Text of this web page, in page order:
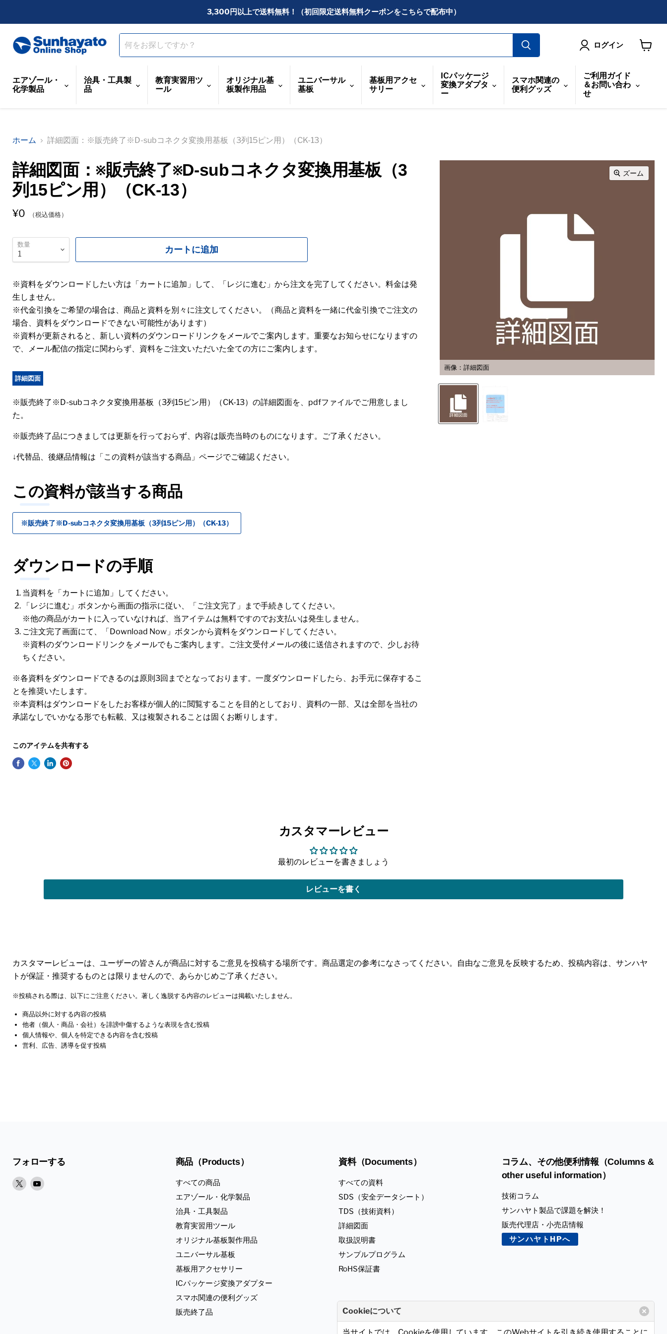
3,300円以上で送料無料！（初回限定送料無料クーポンをこちらで配布中）
ログイン
エアゾール・
化学製品
治具・工具製
品
教育実習用ツ
ール
オリジナル基
板製作用品
ユニバーサル
基板
基板用アクセ
サリー
ICパッケージ
変換アダプタ
ー
スマホ関連の
便利グッズ
ご利用ガイド
＆お問い合わ
せ
ホーム 詳細図面：※販売終了※D-subコネクタ変換用基板（3列15ピン用）（CK-13）
画像：詳細図面
ズーム
詳細図面：※販売終了※D-subコネクタ変換用基板（3
列15ピン用）（CK-13）
¥0 （税込価格）
数量 カートに追加
※資料をダウンロードしたい方は「カートに追加」して、「レジに進む」から注文を完了してください。料金は発
生しません。
※代金引換をご希望の場合は、商品と資料を別々に注文してください。（商品と資料を一緒に代金引換でご注文の
場合、資料をダウンロードできない可能性があります）
※資料が更新されると、新しい資料のダウンロードリンクをメールでご案内します。重要なお知らせになりますの
で、メール配信の指定に関わらず、資料をご注文いただいた全ての方にご案内します。
詳細図面
※販売終了※D-subコネクタ変換用基板（3列15ピン用）（CK-13）の詳細図面を、pdfファイルでご用意しまし
た。
※販売終了品につきましては更新を行っておらず、内容は販売当時のものになります。ご了承ください。
↓代替品、後継品情報は「この資料が該当する商品」ページでご確認ください。
この資料が該当する商品
※販売終了※D-subコネクタ変換用基板（3列15ピン用）（CK-13）
ダウンロードの手順
当資料を「カートに追加」してください。
「レジに進む」ボタンから画面の指示に従い、「ご注文完了」まで手続きしてください。
※他の商品がカートに入っていなければ、当アイテムは無料ですのでお支払いは発生しません。
ご注文完了画面にて、「Download Now」ボタンから資料をダウンロードしてください。
※資料のダウンロードリンクをメールでもご案内します。ご注文受付メールの後に送信されますので、少しお待
ちください。
※各資料をダウンロードできるのは原則3回までとなっております。一度ダウンロードしたら、お手元に保存するこ
とを推奨いたします。
※本資料はダウンロードをしたお客様が個人的に閲覧することを目的としており、資料の一部、又は全部を当社の
承諾なしでいかなる形でも転載、又は複製されることは固くお断りします。
このアイテムを共有する
カスタマーレビュー
最初のレビューを書きましょう
レビューを書く
カスタマーレビューは、ユーザーの皆さんが商品に対するご意見を投稿する場所です。商品選定の参考になさってください。自由なご意見を反映するため、投稿内容は、サンハヤ
トが保証・推奨するものとは限りませんので、あらかじめご了承ください。
※投稿される際は、以下にご注意ください。著しく逸脱する内容のレビューは掲載いたしません。
商品以外に対する内容の投稿
他者（個人・商品・会社）を誹謗中傷するような表現を含む投稿
個人情報や、個人を特定できる内容を含む投稿
営利、広告、誘導を促す投稿
フォローする
X
Youtube
商品（Products）
すべての商品
エアゾール・化学製品
治具・工具製品
教育実習用ツール
オリジナル基板製作用品
ユニバーサル基板
基板用アクセサリー
ICパッケージ変換アダプター
スマホ関連の便利グッズ
販売終了品
資料（Documents）
すべての資料
SDS（安全データシート）
TDS（技術資料）
詳細図面
取扱説明書
サンプルプログラム
RoHS保証書
コラム、その他便利情報（Columns &
other useful information）
技術コラム
サンハヤト製品で課題を解決！
販売代理店・小売店情報
サンハヤトHPへ
Cookieについて